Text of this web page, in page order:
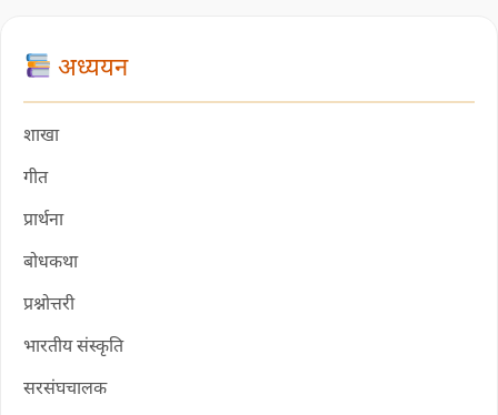
अध्ययन
शाखा
गीत
प्रार्थना
बोधकथा
प्रश्नोत्तरी
भारतीय संस्कृति
सरसंघचालक